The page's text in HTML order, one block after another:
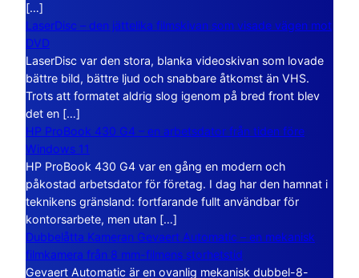
[…]
LaserDisc – den jättelika filmskivan som visade vägen mot
DVD
LaserDisc var den stora, blanka videoskivan som lovade
bättre bild, bättre ljud och snabbare åtkomst än VHS.
Trots att formatet aldrig slog igenom på bred front blev
det en […]
HP ProBook 430 G4 – en arbetsdator från tiden före
Windows 11
HP ProBook 430 G4 var en gång en modern och
påkostad arbetsdator för företag. I dag har den hamnat i
teknikens gränsland: fortfarande fullt användbar för
kontorsarbete, men utan […]
Dubbelåtta Kameran Gevaert Automatic – en mekanisk
filmkamera från 8 mm-filmens storhetstid
Gevaert Automatic är en ovanlig mekanisk dubbel-8-